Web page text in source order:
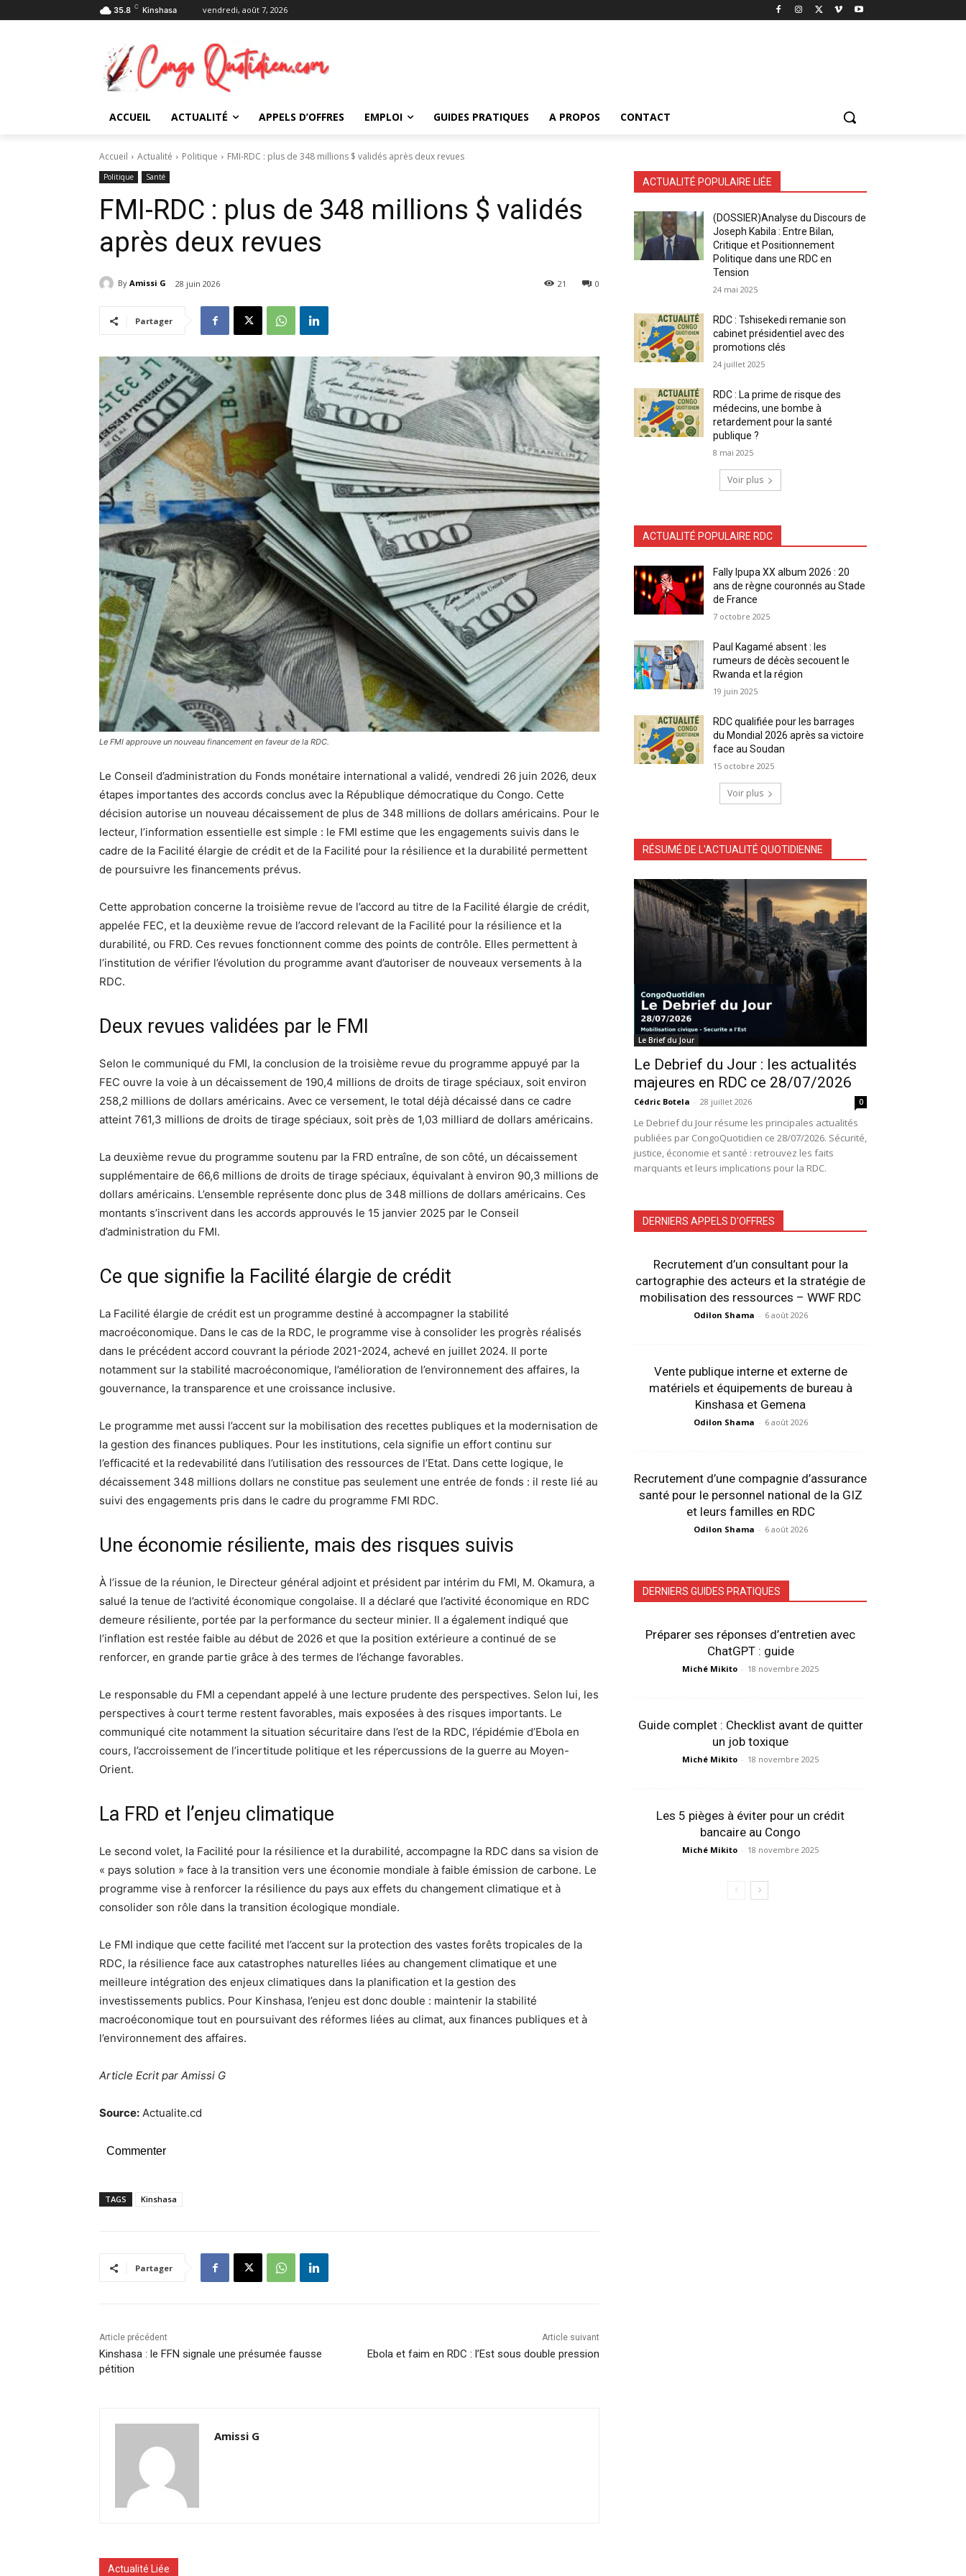
35.8 C Kinshasa vendredi, août 7, 2026
ACCUEIL ACTUALITÉ APPELS D’OFFRES EMPLOI GUIDES PRATIQUES A PROPOS CONTACT
Accueil Actualité Politique FMI-RDC : plus de 348 millions $ validés après deux revues
Politique Santé
FMI-RDC : plus de 348 millions $ validés
après deux revues
By Amissi G 28 juin 2026 0
21
Partager
Le FMI approuve un nouveau financement en faveur de la RDC.
Le Conseil d’administration du Fonds monétaire international a validé, vendredi 26 juin 2026, deux
étapes importantes des accords conclus avec la République démocratique du Congo. Cette
décision autorise un nouveau décaissement de plus de 348 millions de dollars américains. Pour le
lecteur, l’information essentielle est simple : le FMI estime que les engagements suivis dans le
cadre de la Facilité élargie de crédit et de la Facilité pour la résilience et la durabilité permettent
de poursuivre les financements prévus.
Cette approbation concerne la troisième revue de l’accord au titre de la Facilité élargie de crédit,
appelée FEC, et la deuxième revue de l’accord relevant de la Facilité pour la résilience et la
durabilité, ou FRD. Ces revues fonctionnent comme des points de contrôle. Elles permettent à
l’institution de vérifier l’évolution du programme avant d’autoriser de nouveaux versements à la
RDC.
Deux revues validées par le FMI
Selon le communiqué du FMI, la conclusion de la troisième revue du programme appuyé par la
FEC ouvre la voie à un décaissement de 190,4 millions de droits de tirage spéciaux, soit environ
258,2 millions de dollars américains. Avec ce versement, le total déjà décaissé dans ce cadre
atteint 761,3 millions de droits de tirage spéciaux, soit près de 1,03 milliard de dollars américains.
La deuxième revue du programme soutenu par la FRD entraîne, de son côté, un décaissement
supplémentaire de 66,6 millions de droits de tirage spéciaux, équivalant à environ 90,3 millions de
dollars américains. L’ensemble représente donc plus de 348 millions de dollars américains. Ces
montants s’inscrivent dans les accords approuvés le 15 janvier 2025 par le Conseil
d’administration du FMI.
Ce que signifie la Facilité élargie de crédit
La Facilité élargie de crédit est un programme destiné à accompagner la stabilité
macroéconomique. Dans le cas de la RDC, le programme vise à consolider les progrès réalisés
dans le précédent accord couvrant la période 2021-2024, achevé en juillet 2024. Il porte
notamment sur la stabilité macroéconomique, l’amélioration de l’environnement des affaires, la
gouvernance, la transparence et une croissance inclusive.
Le programme met aussi l’accent sur la mobilisation des recettes publiques et la modernisation de
la gestion des finances publiques. Pour les institutions, cela signifie un effort continu sur
l’efficacité et la redevabilité dans l’utilisation des ressources de l’Etat. Dans cette logique, le
décaissement 348 millions dollars ne constitue pas seulement une entrée de fonds : il reste lié au
suivi des engagements pris dans le cadre du programme FMI RDC.
Une économie résiliente, mais des risques suivis
À l’issue de la réunion, le Directeur général adjoint et président par intérim du FMI, M. Okamura, a
salué la tenue de l’activité économique congolaise. Il a déclaré que l’activité économique en RDC
demeure résiliente, portée par la performance du secteur minier. Il a également indiqué que
l’inflation est restée faible au début de 2026 et que la position extérieure a continué de se
renforcer, en grande partie grâce à des termes de l’échange favorables.
Le responsable du FMI a cependant appelé à une lecture prudente des perspectives. Selon lui, les
perspectives à court terme restent favorables, mais exposées à des risques importants. Le
communiqué cite notamment la situation sécuritaire dans l’est de la RDC, l’épidémie d’Ebola en
cours, l’accroissement de l’incertitude politique et les répercussions de la guerre au Moyen-
Orient.
La FRD et l’enjeu climatique
Le second volet, la Facilité pour la résilience et la durabilité, accompagne la RDC dans sa vision de
« pays solution » face à la transition vers une économie mondiale à faible émission de carbone. Le
programme vise à renforcer la résilience du pays aux effets du changement climatique et à
consolider son rôle dans la transition écologique mondiale.
Le FMI indique que cette facilité met l’accent sur la protection des vastes forêts tropicales de la
RDC, la résilience face aux catastrophes naturelles liées au changement climatique et une
meilleure intégration des enjeux climatiques dans la planification et la gestion des
investissements publics. Pour Kinshasa, l’enjeu est donc double : maintenir la stabilité
macroéconomique tout en poursuivant des réformes liées au climat, aux finances publiques et à
l’environnement des affaires.
Article Ecrit par Amissi G
Source: Actualite.cd
Commenter
TAGS Kinshasa
Partager
Article précédent
Kinshasa : le FFN signale une présumée fausse
pétition
Article suivant
Ebola et faim en RDC : l’Est sous double pression
Amissi G
Actualité Liée
ACTUALITÉ POPULAIRE LIÉE
(DOSSIER)Analyse du Discours de
Joseph Kabila : Entre Bilan,
Critique et Positionnement
Politique dans une RDC en
Tension
24 mai 2025
RDC : Tshisekedi remanie son
cabinet présidentiel avec des
promotions clés
24 juillet 2025
RDC : La prime de risque des
médecins, une bombe à
retardement pour la santé
publique ?
8 mai 2025
Voir plus
ACTUALITÉ POPULAIRE RDC
Fally Ipupa XX album 2026 : 20
ans de règne couronnés au Stade
de France
7 octobre 2025
Paul Kagamé absent : les
rumeurs de décès secouent le
Rwanda et la région
19 juin 2025
RDC qualifiée pour les barrages
du Mondial 2026 après sa victoire
face au Soudan
15 octobre 2025
Voir plus
RÉSUMÉ DE L'ACTUALITÉ QUOTIDIENNE
Le Brief du Jour
Le Debrief du Jour : les actualités
majeures en RDC ce 28/07/2026
Cédric Botela - 28 juillet 2026 0
Le Debrief du Jour résume les principales actualités
publiées par CongoQuotidien ce 28/07/2026. Sécurité,
justice, économie et santé : retrouvez les faits
marquants et leurs implications pour la RDC.
DERNIERS APPELS D'OFFRES
Recrutement d’un consultant pour la
cartographie des acteurs et la stratégie de
mobilisation des ressources – WWF RDC
Odilon Shama - 6 août 2026
Vente publique interne et externe de
matériels et équipements de bureau à
Kinshasa et Gemena
Odilon Shama - 6 août 2026
Recrutement d’une compagnie d’assurance
santé pour le personnel national de la GIZ
et leurs familles en RDC
Odilon Shama - 6 août 2026
DERNIERS GUIDES PRATIQUES
Préparer ses réponses d’entretien avec
ChatGPT : guide
Miché Mikito - 18 novembre 2025
Guide complet : Checklist avant de quitter
un job toxique
Miché Mikito - 18 novembre 2025
Les 5 pièges à éviter pour un crédit
bancaire au Congo
Miché Mikito - 18 novembre 2025